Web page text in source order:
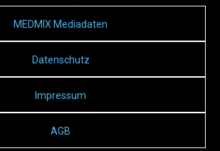
MEDMIX Mediadaten
Datenschutz
Impressum
AGB